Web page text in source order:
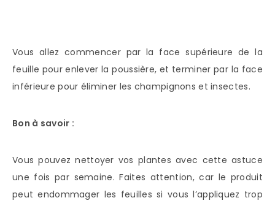
Vous allez commencer par la face supérieure de la
feuille pour enlever la poussière, et terminer par la face
inférieure pour éliminer les champignons et insectes.
Bon à savoir :
Vous pouvez nettoyer vos plantes avec cette astuce
une fois par semaine. Faites attention, car le produit
peut endommager les feuilles si vous l’appliquez trop